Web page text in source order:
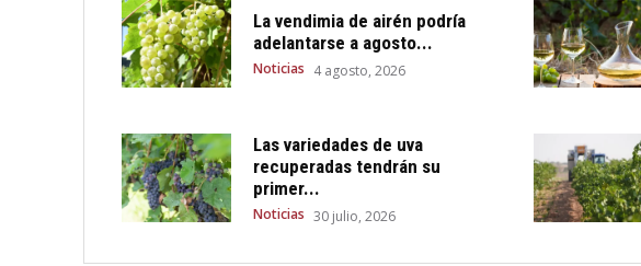
La vendimia de airén podría
adelantarse a agosto...
Noticias 4 agosto, 2026
Las variedades de uva
recuperadas tendrán su
primer...
Noticias 30 julio, 2026